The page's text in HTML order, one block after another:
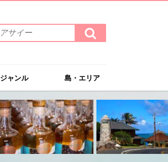
検
索
す
ジャンル 島・エリア